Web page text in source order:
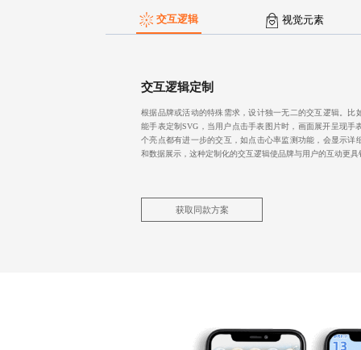
交互逻辑 视觉元素
交互逻辑定制
根据品牌或活动的特殊需求，设计独一无二的交互逻辑。比
能手表定制SVG，当用户点击手表图片时，画面展开呈现手
个亮点都有进一步的交互，如点击心率监测功能，会显示详
和数据展示，这种定制化的交互逻辑使品牌与用户的互动更具
获取同款方案